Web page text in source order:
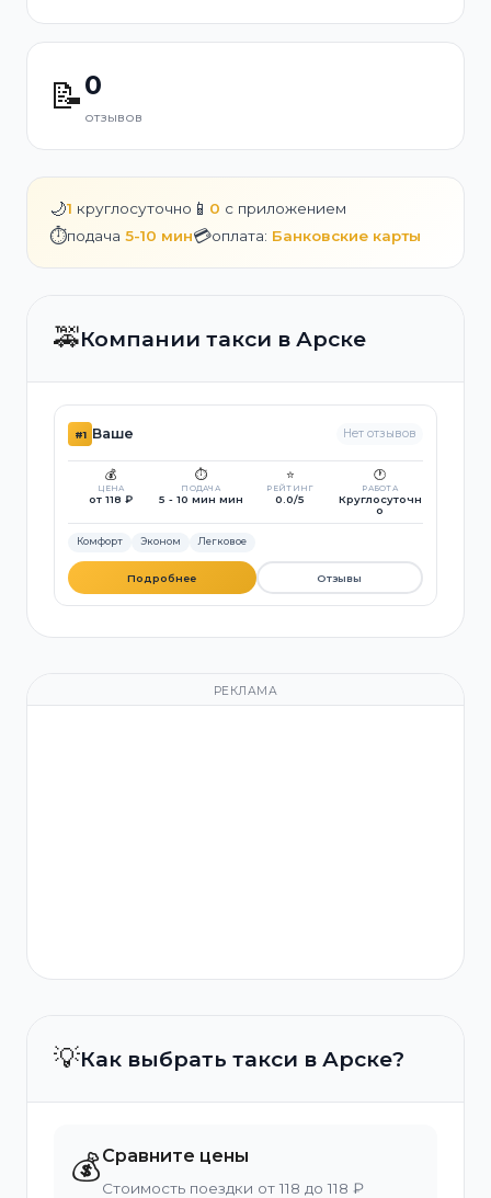
📝0
отзывов
🌙1 круглосуточно 📱 0 с приложением
⏱️подача 5-10 мин💳оплата: Банковские карты
🚕Компании такси в Арске
#1 Ваше Нет отзывов
💰
ЦЕНА
от 118 ₽
⏱️
ПОДАЧА
5 - 10 мин мин
⭐
РЕЙТИНГ
0.0/5
🕐
РАБОТА
Круглосуточн
о
Комфорт Эконом Легковое
Подробнее Отзывы
РЕКЛАМА
💡Как выбрать такси в Арске?
💰Сравните цены
Стоимость поездки от 118 до 118 ₽